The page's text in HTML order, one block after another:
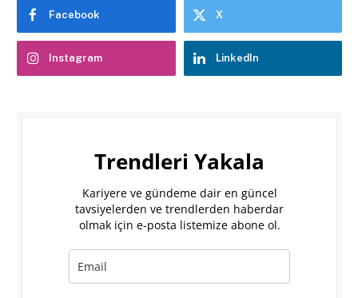
Facebook X
Instagram LinkedIn
Trendleri Yakala
Kariyere ve gündeme dair en güncel
tavsiyelerden ve trendlerden haberdar
olmak için e-posta listemize abone ol.